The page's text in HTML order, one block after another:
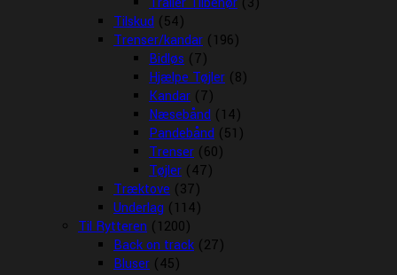
Tilskud (54)
Trenser/kandar (196)
Bidløs (7)
Hjælpe Tøjler (8)
Kandar (7)
Næsebånd (14)
Pandebånd (51)
Trenser (60)
Tøjler (47)
Træktove (37)
Underlag (114)
Til Rytteren (1200)
Back on track (27)
Bluser (45)